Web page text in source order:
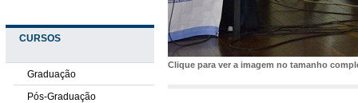
CURSOS
Graduação
Pós-Graduação
Clique para ver a imagem no tamanho